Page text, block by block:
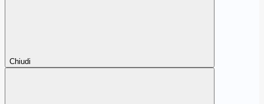
Chiudi